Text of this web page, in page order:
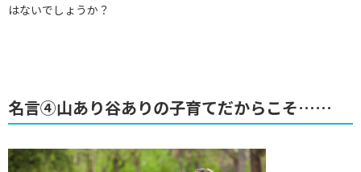
はないでしょうか？
名言④山あり谷ありの子育てだからこそ……